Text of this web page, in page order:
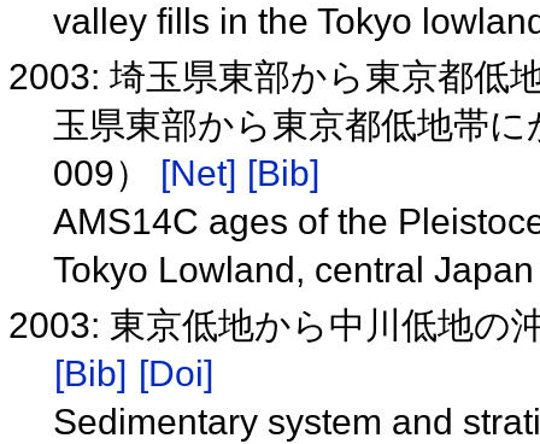
valley fills in the Tokyo
2003: 埼玉県東部から東京都低
玉県東部から東京都低地帯
009）
[Net] [Bib]
AMS14C ages of the
Tokyo Lowland, central
2003: 東京低地から中川低地の
[Bib] [Doi]
Sedimentary system and